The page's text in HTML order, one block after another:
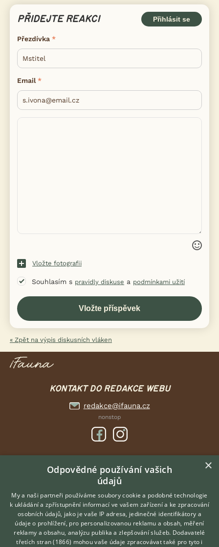
PŘIDEJTE REAKCI Přihlásit se
Přezdívka
Email
Vložte fotografii
Souhlasím s pravidly diskuse a podmínkami užití
« Zpět na výpis diskusních vláken
KONTAKT DO REDAKCE WEBU
redakce@ifauna.cz
nonstop
DOMOVSKÁ STRÁNKA
INZERCE
DISKUSE
ČLÁNKY
O nás
KontaktHledáte zvířecího kamaráda?
×
Odpovědné používání vašich
údajů
My a naši partneři používáme soubory cookie a podobné technologie
k ukládání a zpřístupnění informací ve vašem zařízení a ke zpracování
osobních údajů, jako je vaše IP adresa, jedinečné identifikátory a
údaje o prohlížení, pro personalizovanou reklamu a obsah, měření
reklamy a obsahu, analýzu publika a zlepšování služeb. Dodavatelé
třetích stran (1866) mohou vaše údaje zpracovávat také pro tyto i